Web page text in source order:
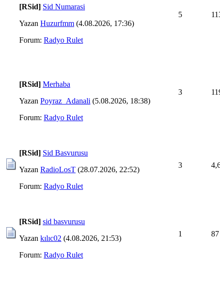
[RSid] Sid Numarasi
Yazan Huzurfmm (4.08.2026, 17:36)
Forum: Radyo Rulet
5
[RSid] Merhaba
Yazan Poyraz_Adanali (5.08.2026, 18:38)
Forum: Radyo Rulet
3
[RSid] Sid Basvurusu
Yazan RadioLosT (28.07.2026, 22:52)
Forum: Radyo Rulet
3
[RSid] sid basvurusu
Yazan kılıc02 (4.08.2026, 21:53)
Forum: Radyo Rulet
1 87